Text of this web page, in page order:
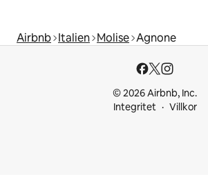
Airbnb Italien Molise Agnone
© 2026 Airbnb, Inc.
Integritet
Villkor